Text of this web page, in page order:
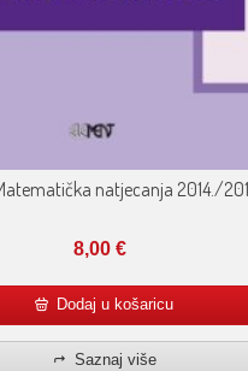
natjecanja 2014./
8,00€
Dodaj u košaricu
Saznaj više